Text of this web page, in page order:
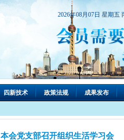
2026年08月07日 星期五
四新技术 政策法规 成果发布
本会党支部召开组织生活学习会